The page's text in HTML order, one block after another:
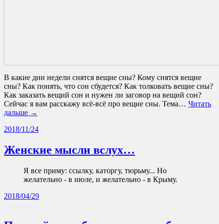
В какие дни недели снятся вещие сны? Кому снятся вещие
сны? Как понять, что сон сбудется? Как толковать вещие сны?
Как заказать вещий сон и нужен ли заговор на вещий сон?
Сейчас я вам расскажу всё-всё про вещие сны. Тема… Читать
дальше →
2018/11/24
Женские мысли вслух…
Я все приму: cсылку, каторгу, тюрьму... Но
желательно - в июле, и желательно - в Крыму.
2018/04/29